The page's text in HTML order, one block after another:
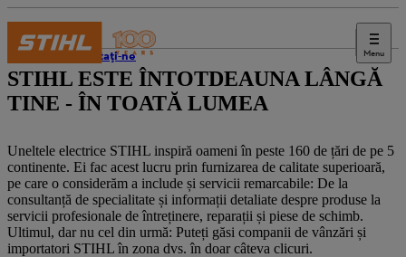
Menu
Contactați-ne
STIHL ESTE ÎNTOTDEAUNA LÂNGĂ
TINE - ÎN TOATĂ LUMEA
Uneltele electrice STIHL inspiră oameni în peste 160 de țări de pe 5
continente. Ei fac acest lucru prin furnizarea de calitate superioară,
pe care o considerăm a include și servicii remarcabile: De la
consultanță de specialitate și informații detaliate despre produse la
servicii profesionale de întreținere, reparații și piese de schimb.
Ultimul, dar nu cel din urmă: Puteți găsi companii de vânzări și
importatori STIHL în zona dvs. în doar câteva clicuri.